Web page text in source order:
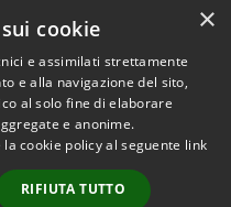
Copyright © 2026 • Comune di
Castano Primo • Powered by
Municipium•
Accesso
×
cookie
e assimilati strettamente
e alla navigazione del sito,
al solo fine di elaborare
e anonime.
cookie policy al seguente link
RIFIUTA TUTTO